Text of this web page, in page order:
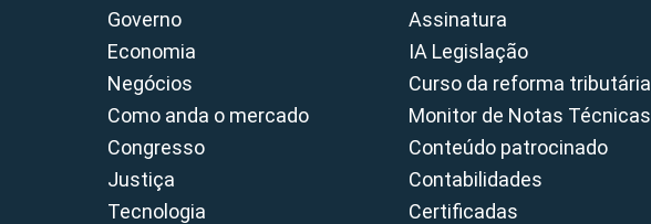
Governo
Economia
Negócios
Como anda o mercado
Congresso
Justiça
Tecnologia
Assinatura
IA Legislação
Curso da reforma tributária
Monitor de Notas Técnicas
Conteúdo patrocinado
Contabilidades
Certificadas